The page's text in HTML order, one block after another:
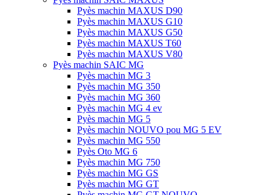
Pyès machin MAXUS D90
Pyès machin MAXUS G10
Pyès machin MAXUS G50
Pyès machin MAXUS T60
Pyès machin MAXUS V80
Pyès machin SAIC MG
Pyès machin MG 3
Pyès machin MG 350
Pyès machin MG 360
Pyès machin MG 4 ev
Pyès machin MG 5
Pyès machin NOUVO pou MG 5 EV
Pyès machin MG 550
Pyès Oto MG 6
Pyès machin MG 750
Pyès machin MG GS
Pyès machin MG GT